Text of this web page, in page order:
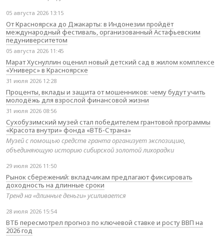
05 августа 2026 13:15
От Красноярска до Джакарты: в Индонезии пройдёт
международный фестиваль, организованный Астафьевским
педуниверситетом
05 августа 2026 11:45
Марат Хуснуллин оценил новый детский сад в жилом комплексе
«Универс» в Красноярске
31 июля 2026 12:28
Проценты, вклады и защита от мошенников: чему будут учить
молодёжь для взрослой финансовой жизни
31 июля 2026 08:56
Сухобузимский музей стал победителем грантовой программы
«Красота внутри» фонда «ВТБ-Страна»
Музей с помощью средств гранта организует экспозицию,
объединяющую историю сибирской золотой лихорадки
29 июля 2026 11:50
Рынок сбережений: вкладчикам предлагают фиксировать
доходность на длинные сроки
Тренд на «длинные деньги» усиливается
28 июля 2026 15:54
ВТБ пересмотрел прогноз по ключевой ставке и росту ВВП на
2026 год